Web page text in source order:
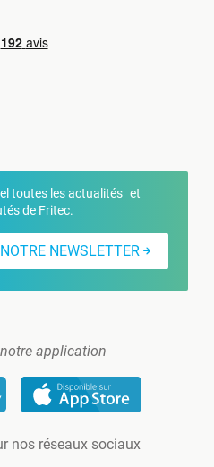
toutes les actualités et
de Fritec.
NEWSLETTER
application
nos réseaux sociaux